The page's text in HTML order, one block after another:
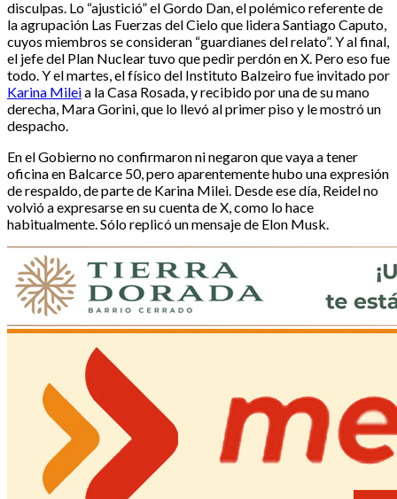
disculpas. Lo “ajustició” el Gordo Dan, el polémico referente de
la agrupación Las Fuerzas del Cielo que lidera Santiago Caputo,
cuyos miembros se consideran “guardianes del relato”. Y al final,
el jefe del Plan Nuclear tuvo que pedir perdón en X. Pero eso fue
todo. Y el martes, el físico del Instituto Balzeiro fue invitado por
Karina Mileia la Casa Rosada, y recibido por una de su mano
derecha, Mara Gorini, que lo llevó al primer piso y le mostró un
despacho.
En el Gobierno no confirmaron ni negaron que vaya a tener
oficina en Balcarce 50, pero aparentemente hubo una expresión
de respaldo, de parte de Karina Milei. Desde ese día, Reidel no
volvió a expresarse en su cuenta de X, como lo hace
habitualmente. Sólo replicó un mensaje de Elon Musk.